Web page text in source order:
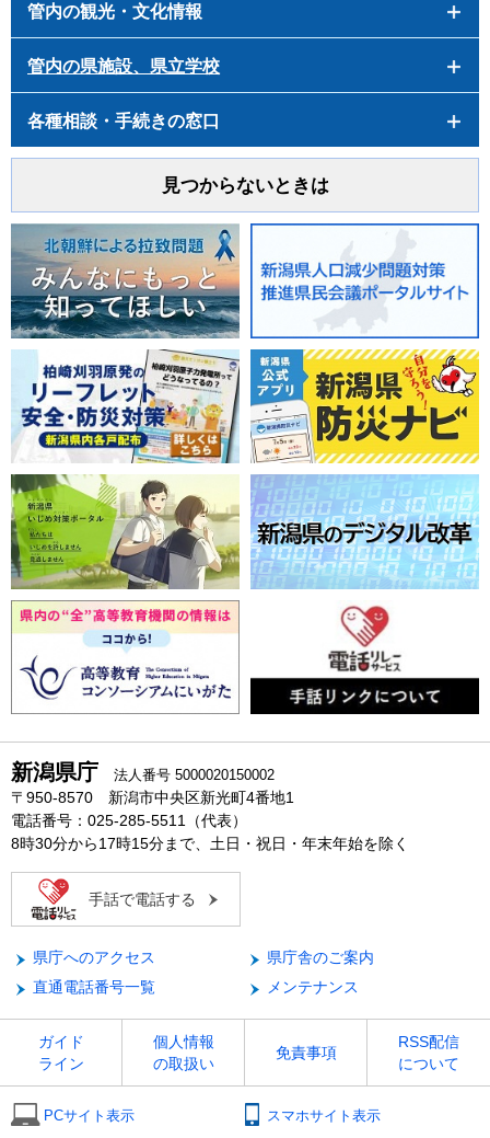
管内の観光・文化情報
管内の県施設、県立学校
各種相談・手続きの窓口
見つからないときは
新潟県庁 法人番号 5000020150002
〒950-8570 新潟市中央区新光町4番地1
電話番号：025-285-5511（代表）
8時30分から17時15分まで、土日・祝日・年末年始を除く
手話で電話する
県庁へのアクセス
県庁舎のご案内
直通電話番号一覧
メンテナンス
ガイド
ライン
個人情報
の取扱い
免責事項
RSS配信
について
PCサイト表示 スマホサイト表示